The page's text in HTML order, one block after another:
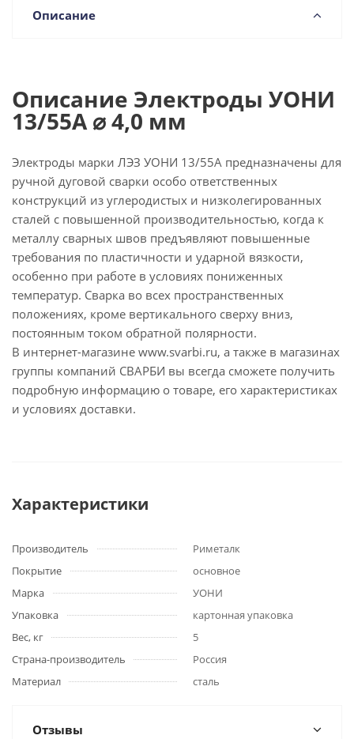
Описание
Описание Электроды УОНИ
13/55А ⌀ 4,0 мм
Электроды марки ЛЭЗ УОНИ 13/55А предназначены для
ручной дуговой сварки особо ответственных
конструкций из углеродистых и низколегированных
сталей с повышенной производительностью, когда к
металлу сварных швов предъявляют повышенные
требования по пластичности и ударной вязкости,
особенно при работе в условиях пониженных
температур. Сварка во всех пространственных
положениях, кроме вертикального сверху вниз,
постоянным током обратной полярности.
В интернет-магазине www.svarbi.ru, а также в магазинах
группы компаний СВАРБИ вы всегда сможете получить
подробную информацию о товаре, его характеристиках
и условиях доставки.
Характеристики
Производитель
Риметалк
Покрытие
основное
Марка
УОНИ
Упаковка
картонная упаковка
Вес, кг
5
Страна-производитель
Россия
Материал
сталь
Отзывы